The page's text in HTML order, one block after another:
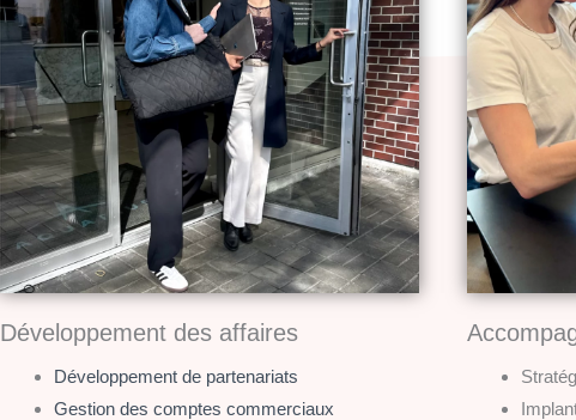
Développement des affaires
Développement de partenariats
Gestion des comptes commerciaux